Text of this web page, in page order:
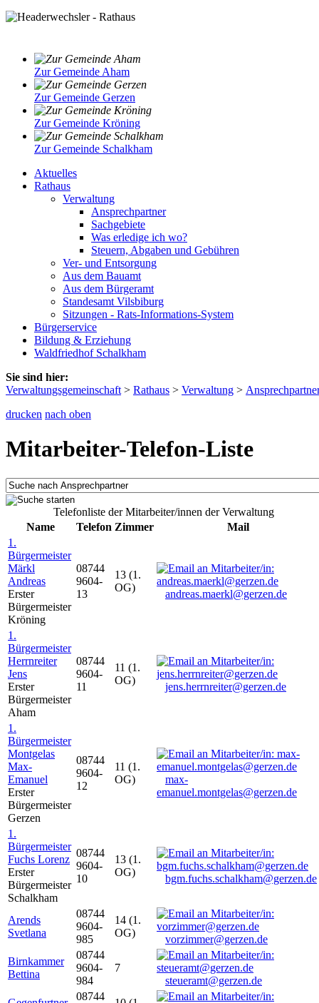
Zur Gemeinde Aham
Zur Gemeinde Gerzen
Zur Gemeinde Kröning
Zur Gemeinde Schalkham
Aktuelles
Rathaus
Verwaltung
Ansprechpartner
Sachgebiete
Was erledige ich wo?
Steuern, Abgaben und Gebühren
Ver- und Entsorgung
Aus dem Bauamt
Aus dem Bürgeramt
Standesamt Vilsbiburg
Sitzungen - Rats-Informations-System
Bürgerservice
Bildung & Erziehung
Waldfriedhof Schalkham
Sie sind hier:
Verwaltungsgemeinschaft > Rathaus > Verwaltung >
drucken nach oben
Mitarbeiter-Telefon-Liste
Telefonliste der Mitarbeiter/innen der Verwaltung
Name
Telefon Zimmer
Mail
1.
Bürgermeister
Märkl
Andreas
Erster
Bürgermeister
Kröning
08744
9604-
13
13 (1.
OG)
andreas.maerkl@gerzen.de
1.
Bürgermeister
Herrnreiter
Jens
Erster
Bürgermeister
Aham
08744
9604-
11
11 (1.
OG)
jens.herrnreiter@gerzen.de
1.
Bürgermeister
Montgelas
Max-
Emanuel
Erster
Bürgermeister
Gerzen
08744
9604-
12
11 (1.
OG)
max-
emanuel.montgelas@gerzen.de
1.
Bürgermeister
Fuchs Lorenz
Erster
Bürgermeister
Schalkham
08744
9604-
10
13 (1.
OG)
bgm.fuchs.schalkham@gerzen.de
Arends
Svetlana
08744
9604-
985
14 (1.
OG)
vorzimmer@gerzen.de
Birnkammer
Bettina
08744
9604-
984
7
steueramt@gerzen.de
08744